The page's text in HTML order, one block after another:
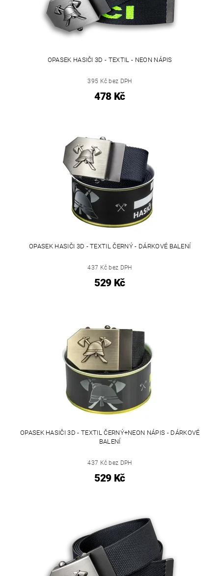
OPASEK HASIČI 3D - TEXTIL - NEON NÁPIS
395 Kč bez DPH
478 Kč
OPASEK HASIČI 3D - TEXTIL ČERNÝ - DÁRKOVÉ BALENÍ
437 Kč bez DPH
529 Kč
OPASEK HASIČI 3D - TEXTIL ČERNÝ+NEON NÁPIS - DÁRKOVÉ
BALENÍ
437 Kč bez DPH
529 Kč